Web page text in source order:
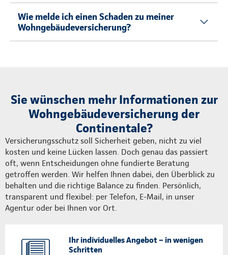
Wie melde ich einen Schaden zu meiner
Wohngebäudeversicherung?
Sie wünschen mehr Informationen zur
Wohngebäudeversicherung der
Continentale?
Versicherungsschutz soll Sicherheit geben, nicht zu viel
kosten und keine Lücken lassen. Doch genau das passiert
oft, wenn Entscheidungen ohne fundierte Beratung
getroffen werden. Wir helfen Ihnen dabei, den Überblick zu
behalten und die richtige Balance zu finden. Persönlich,
transparent und flexibel: per Telefon, E-Mail, in unser
Agentur oder bei Ihnen vor Ort.
Ihr individuelles Angebot – in wenigen
Schritten